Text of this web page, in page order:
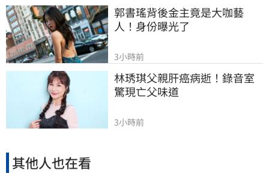
郭書瑤背後金主竟是大咖藝
人！身份曝光了
3小時前
林琇琪父親肝癌病逝！錄音室
驚現亡父味道
3小時前
其他人也在看